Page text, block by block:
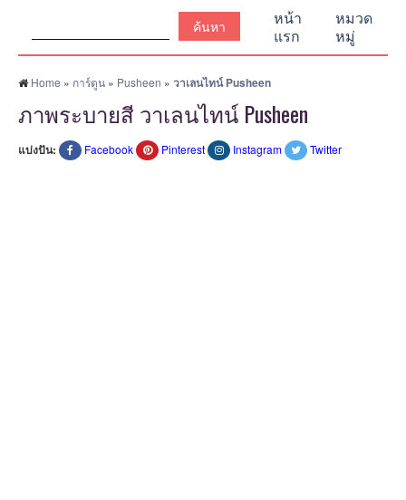
หน้า
แรก
หมวด
หมู่
Home » การ์ตูน » Pusheen » วาเลนไทน์ Pusheen
ภาพระบายสี วาเลนไทน์ Pusheen
แบ่งปัน: Facebook Pinterest Instagram Twitter